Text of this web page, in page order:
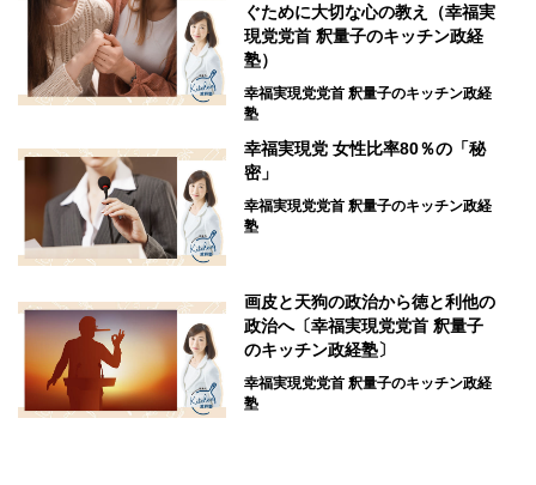
ぐために大切な心の教え（幸福実
現党党首 釈量子のキッチン政経
塾）
幸福実現党党首 釈量子のキッチン政経
塾
幸福実現党 女性比率80％の「秘
密」
幸福実現党党首 釈量子のキッチン政経
塾
画皮と天狗の政治から徳と利他の
政治へ〔幸福実現党党首 釈量子
のキッチン政経塾〕
幸福実現党党首 釈量子のキッチン政経
塾